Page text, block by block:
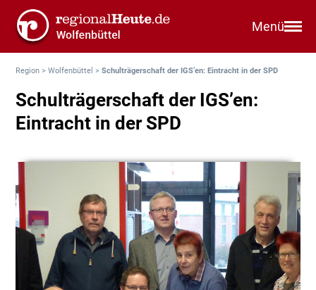
Menü
Region >Wolfenbüttel >Schulträgerschaft der IGS’en: Eintracht in der SPD
Schulträgerschaft der IGS’en:
Eintracht in der SPD